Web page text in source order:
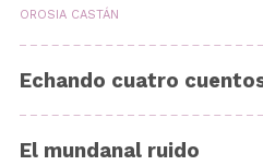
OROSIA CASTÁN
Echando cuatro
El mundanal ruido